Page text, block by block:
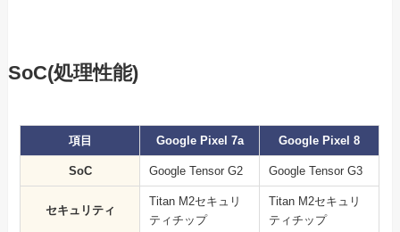
SoC(処理性能)
項目 Google Pixel 7a Google Pixel 8
SoC Google Tensor G2 Google Tensor G3
セキュリティ
Titan M2セキュリ
ティチップ
Titan M2セキュリ
ティチップ